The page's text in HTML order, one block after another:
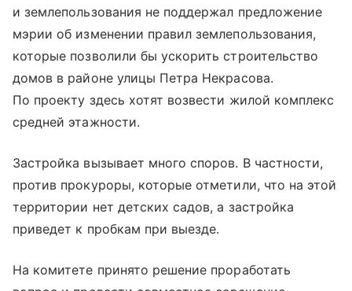
и землепользования не поддержал предложение
мэрии об изменении правил землепользования,
которые позволили бы ускорить строительство
домов в районе улицы Петра Некрасова.
По проекту здесь хотят возвести жилой комплекс
средней этажности.
Застройка вызывает много споров. В частности,
против прокуроры, которые отметили, что на этой
территории нет детских садов, а застройка
приведет к пробкам при выезде.
На комитете принято решение проработать